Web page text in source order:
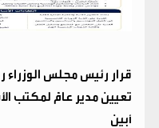
تعيين مدير عامًّ لمكتب
أبين